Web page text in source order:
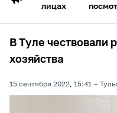
лицах
В Туле чествовали
хозяйства
15 сентября 2022, 15:41